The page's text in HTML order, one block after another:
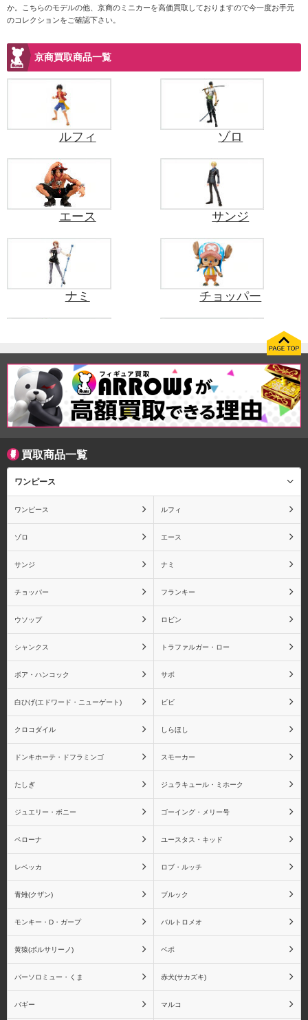
か。こちらのモデルの他、京商のミニカーを高価買取しておりますので今一度お手元
のコレクションをご確認下さい。
京商買取商品一覧
ルフィ ゾロ
エース サンジ
ナミ チョッパー
フランキー ウソップ
ロビン
トラファルガー・ロー
白ひげ(エドワード・ニュ
ーゲート)
ビビ
ドンキホーテ・ドフラミ
スモーカー たしぎ
ジュラキュール・ミホー
ク
ジュエリー・ボニー
買取商品一覧
ワンピース
ワンピース ルフィ
ゾロ エース
サンジ ナミ
チョッパー フランキー
ウソップ ロビン
シャンクス トラファルガー・ロー
ボア・ハンコック サボ
白ひげ(エドワード・ニューゲート) ビビ
クロコダイル しらほし
ドンキホーテ・ドフラミンゴ スモーカー
たしぎ ジュラキュール・ミホーク
ジュエリー・ボニー ゴーイング・メリー号
ペローナ ユースタス・キッド
レベッカ ロブ・ルッチ
青雉(クザン) ブルック
モンキー・D・ガープ バルトロメオ
黄猿(ボルサリーノ) ベポ
バーソロミュー・くま 赤犬(サカズキ)
バギー マルコ